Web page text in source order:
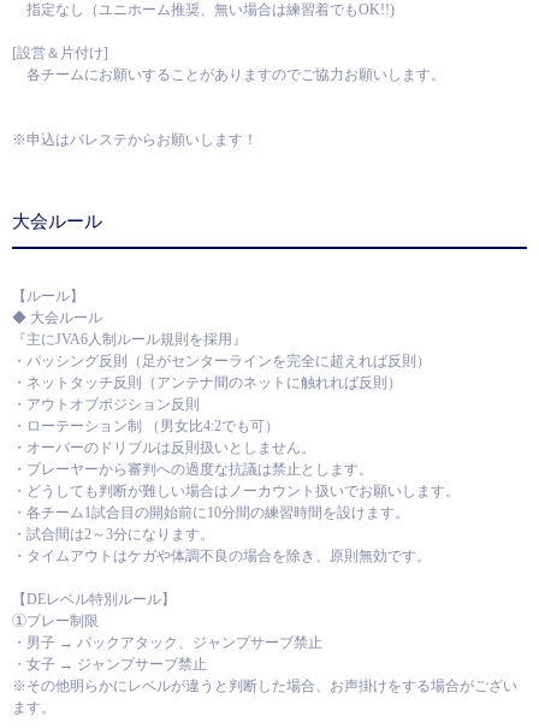
指定なし（ユニホーム推奨、無い場合は練習着でもOK!!)
[設営＆片付け]
各チームにお願いすることがありますのでご協力お願いします。
※申込はバレステからお願いします！
大会ルール
【ルール】
◆ 大会ルール
『主にJVA6人制ルール規則を採用』
・パッシング反則（足がセンターラインを完全に超えれば反則）
・ネットタッチ反則（アンテナ間のネットに触れれば反則）
・アウトオブポジション反則
・ローテーション制 （男女比4:2でも可）
・オーバーのドリブルは反則扱いとしません。
・プレーヤーから審判への過度な抗議は禁止とします。
・どうしても判断が難しい場合はノーカウント扱いでお願いします。
・各チーム1試合目の開始前に10分間の練習時間を設けます。
・試合間は2～3分になります。
・タイムアウトはケガや体調不良の場合を除き、原則無効です。
【DEレベル特別ルール】
①プレー制限
・男子 → バックアタック、ジャンプサーブ禁止
・女子 → ジャンプサーブ禁止
※その他明らかにレベルが違うと判断した場合、お声掛けをする場合がござい
ます。